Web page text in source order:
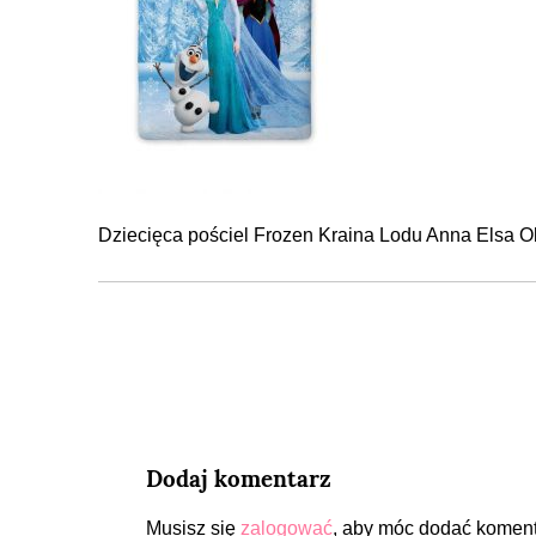
Dziecięca pościel Frozen Kraina Lodu Anna Elsa
Dodaj komentarz
Musisz się zalogować, aby móc dodać